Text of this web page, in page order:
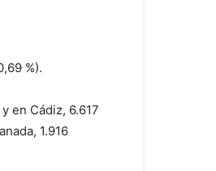
%).
en Cádiz, 6.617
1.916